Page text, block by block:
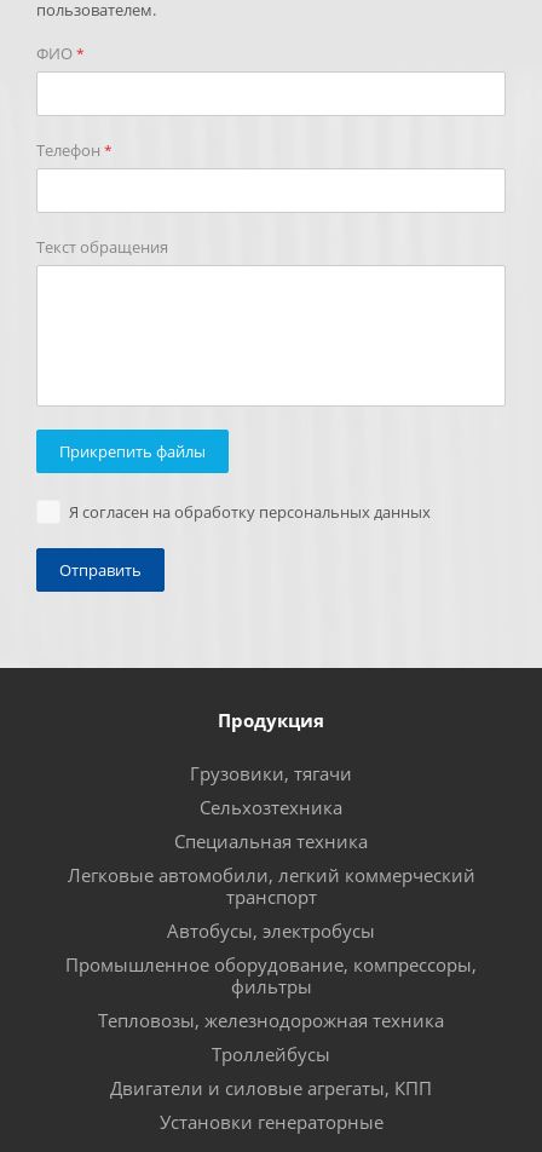
пользователем.
ФИО*
Телефон *
Текст обращения
Прикрепить файлы
Я согласен на обработку персональных данных
Продукция
Грузовики, тягачи
Сельхозтехника
Специальная техника
Легковые автомобили, легкий коммерческий
транспорт
Автобусы, электробусы
Промышленное оборудование, компрессоры,
фильтры
Тепловозы, железнодорожная техника
Троллейбусы
Двигатели и силовые агрегаты, КПП
Установки генераторные